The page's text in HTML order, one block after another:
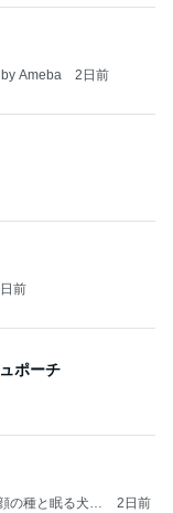
Ameba 2日前
前
ポーチ
の種と眠る犬」
2日前